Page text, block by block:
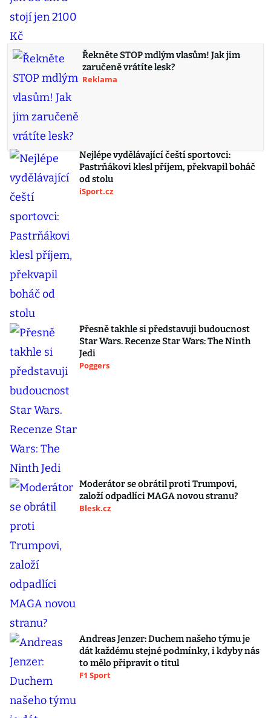
Řekněte STOP mdlým vlasům! Jak jim
zaručeně vrátíte lesk?
Reklama
Nejlépe vydělávající čeští sportovci:
Pastrňákovi klesl příjem, překvapil boháč
od stolu
iSport.cz
Přesně takhle si představuji budoucnost
Star Wars. Recenze Star Wars: The Ninth
Jedi
Poggers
Moderátor se obrátil proti Trumpovi,
založí odpadlíci MAGA novou stranu?
Blesk.cz
Andreas Jenzer: Duchem našeho týmu je
dát každému stejné podmínky, i kdyby nás
to mělo připravit o titul
F1 Sport